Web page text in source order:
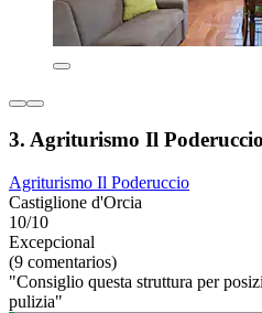
3. Agriturismo Il Poderuccio
Agriturismo Il Poderuccio
Castiglione d'Orcia
10/10
Excepcional
(9 comentarios)
"Consiglio questa struttura per
pulizia"